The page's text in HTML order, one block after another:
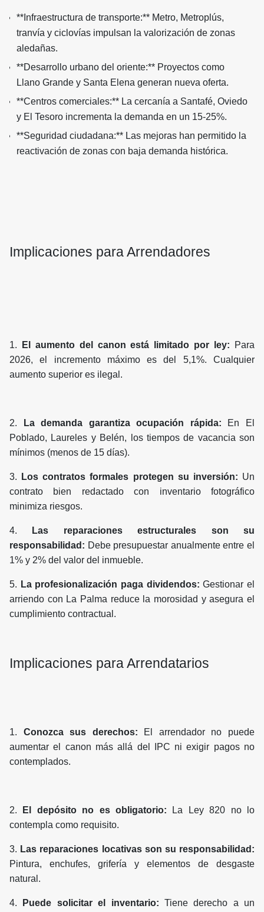
**Infraestructura de transporte:** Metro, Metroplús,
tranvía y ciclovías impulsan la valorización de zonas
aledañas.
**Desarrollo urbano del oriente:** Proyectos como
Llano Grande y Santa Elena generan nueva oferta.
**Centros comerciales:** La cercanía a Santafé, Oviedo
y El Tesoro incrementa la demanda en un 15-25%.
**Seguridad ciudadana:** Las mejoras han permitido la
reactivación de zonas con baja demanda histórica.
Implicaciones para Arrendadores
1. El aumento del canon está limitado por ley: Para
2026, el incremento máximo es del 5,1%. Cualquier
aumento superior es ilegal.
2. La demanda garantiza ocupación rápida: En El
Poblado, Laureles y Belén, los tiempos de vacancia son
mínimos (menos de 15 días).
3. Los contratos formales protegen su inversión: Un
contrato bien redactado con inventario fotográfico
minimiza riesgos.
4.
Las reparaciones estructurales son su
responsabilidad: Debe presupuestar anualmente entre el
1% y 2% del valor del inmueble.
5. La profesionalización paga dividendos: Gestionar el
arriendo con La Palma reduce la morosidad y asegura el
cumplimiento contractual.
Implicaciones para Arrendatarios
1. Conozca sus derechos: El arrendador no puede
aumentar el canon más allá del IPC ni exigir pagos no
contemplados.
2. El depósito no es obligatorio: La Ley 820 no lo
contempla como requisito.
3. Las reparaciones locativas son su responsabilidad:
Pintura, enchufes, grifería y elementos de desgaste
natural.
4. Puede solicitar el inventario: Tiene derecho a un